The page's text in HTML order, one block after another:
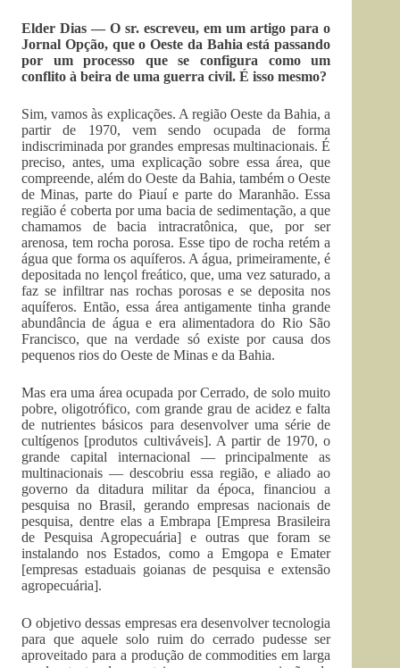
Elder Dias — O sr. escreveu, em um artigo para o
Jornal Opção, que o Oeste da Bahia está passando
por um processo que se configura como um
conflito à beira de uma guerra civil. É isso mesmo?
Sim, vamos às explicações. A região Oeste da Bahia, a
partir de 1970, vem sendo ocupada de forma
indiscriminada por grandes empresas multinacionais. É
preciso, antes, uma explicação sobre essa área, que
compreende, além do Oeste da Bahia, também o Oeste
de Minas, parte do Piauí e parte do Maranhão. Essa
região é coberta por uma bacia de sedimentação, a que
chamamos de bacia intracratônica, que, por ser
arenosa, tem rocha porosa. Esse tipo de rocha retém a
água que forma os aquíferos. A água, primeiramente, é
depositada no lençol freático, que, uma vez saturado, a
faz se infiltrar nas rochas porosas e se deposita nos
aquíferos. Então, essa área antigamente tinha grande
abundância de água e era alimentadora do Rio São
Francisco, que na verdade só existe por causa dos
pequenos rios do Oeste de Minas e da Bahia.
Mas era uma área ocupada por Cerrado, de solo muito
pobre, oligotrófico, com grande grau de acidez e falta
de nutrientes básicos para desenvolver uma série de
cultígenos [produtos cultiváveis]. A partir de 1970, o
grande capital internacional — principalmente as
multinacionais — descobriu essa região, e aliado ao
governo da ditadura militar da época, financiou a
pesquisa no Brasil, gerando empresas nacionais de
pesquisa, dentre elas a Embrapa [Empresa Brasileira
de Pesquisa Agropecuária] e outras que foram se
instalando nos Estados, como a Emgopa e Emater
[empresas estaduais goianas de pesquisa e extensão
agropecuária].
O objetivo dessas empresas era desenvolver tecnologia
para que aquele solo ruim do cerrado pudesse ser
aproveitado para a produção de commodities em larga